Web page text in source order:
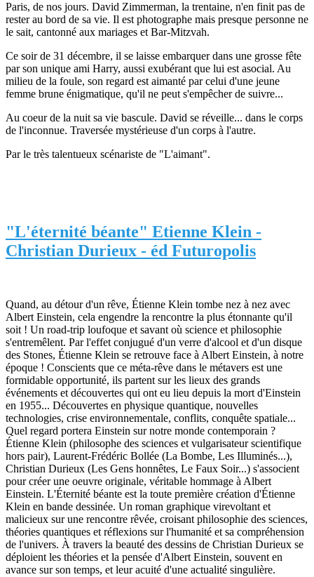
Paris, de nos jours. David Zimmerman, la trentaine, n'en finit pas de
rester au bord de sa vie. Il est photographe mais presque personne ne
le sait, cantonné aux mariages et Bar-Mitzvah.
Ce soir de 31 décembre, il se laisse embarquer dans une grosse fête
par son unique ami Harry, aussi exubérant que lui est asocial. Au
milieu de la foule, son regard est aimanté par celui d'une jeune
femme brune énigmatique, qu'il ne peut s'empêcher de suivre...
Au coeur de la nuit sa vie bascule. David se réveille... dans le corps
de l'inconnue. Traversée mystérieuse d'un corps à l'autre.
Par le très talentueux scénariste de "L'aimant".
"L'éternité béante" Etienne Klein -
Christian Durieux - éd Futuropolis
Quand, au détour d'un rêve, Étienne Klein tombe nez à nez avec
Albert Einstein, cela engendre la rencontre la plus étonnante qu'il
soit ! Un road-trip loufoque et savant où science et philosophie
s'entremêlent. Par l'effet conjugué d'un verre d'alcool et d'un disque
des Stones, Étienne Klein se retrouve face à Albert Einstein, à notre
époque ! Conscients que ce méta-rêve dans le métavers est une
formidable opportunité, ils partent sur les lieux des grands
événements et découvertes qui ont eu lieu depuis la mort d'Einstein
en 1955... Découvertes en physique quantique, nouvelles
technologies, crise environnementale, conflits, conquête spatiale...
Quel regard portera Einstein sur notre monde contemporain ?
Étienne Klein (philosophe des sciences et vulgarisateur scientifique
hors pair), Laurent-Frédéric Bollée (La Bombe, Les Illuminés...),
Christian Durieux (Les Gens honnêtes, Le Faux Soir...) s'associent
pour créer une oeuvre originale, véritable hommage à Albert
Einstein. L'Éternité béante est la toute première création d'Étienne
Klein en bande dessinée. Un roman graphique virevoltant et
malicieux sur une rencontre rêvée, croisant philosophie des sciences,
théories quantiques et réflexions sur l'humanité et sa compréhension
de l'univers. À travers la beauté des dessins de Christian Durieux se
déploient les théories et la pensée d'Albert Einstein, souvent en
avance sur son temps, et leur acuité d'une actualité singulière.